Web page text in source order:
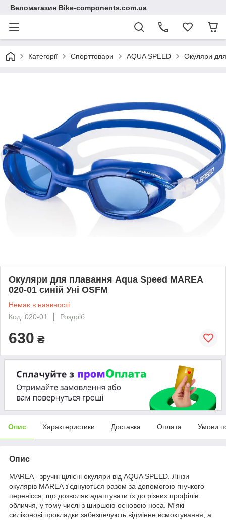
Веломагазин Bike-components.com.ua
Категорії Спорттовари AQUA SPEED Окуляри
Окуляри для плавання Aqua Speed ​​MAREA
020-01 синій Уні OSFM
Немає в наявності
Код: 020-01
Роздріб
630 ₴
Опис Характеристики Доставка Оплата Умови
Опис
MAREA - зручні цілісні окуляри від AQUA SPEED. Лінзи
окулярів MAREA з'єднуються разом за допомогою гнучкого
перенісся, що дозволяє адаптувати їх до різних профілів
обличчя, у тому числі з ширшою основою носа. М'які
силіконові прокладки забезпечують відмінне всмоктування, а